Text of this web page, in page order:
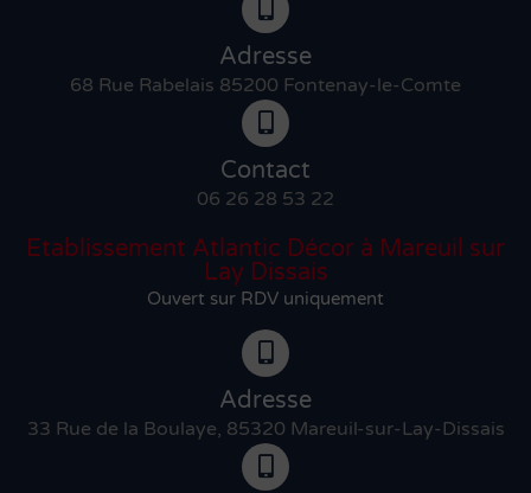
Adresse
68 Rue Rabelais 85200 Fontenay-le-Comte
Contact
06 26 28 53 22
Etablissement Atlantic Décor à Mareuil sur
Lay Dissais
Ouvert sur RDV uniquement
Adresse
33 Rue de la Boulaye, 85320 Mareuil-sur-Lay-Dissais